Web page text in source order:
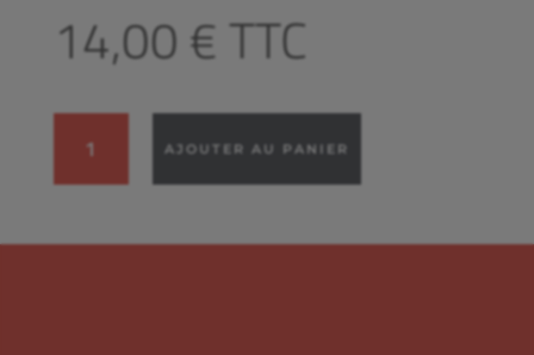
14,00€ TTC
PEAU
AJOUTER AU PANIER